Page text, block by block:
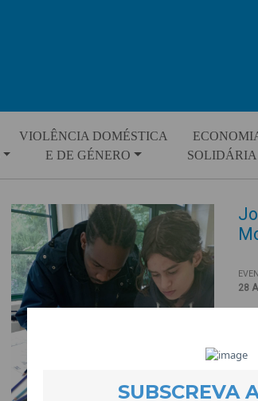
VIOLÊNCIA DOMÉSTICA
E DE GÉNERO
SOLIDÁRIA
28